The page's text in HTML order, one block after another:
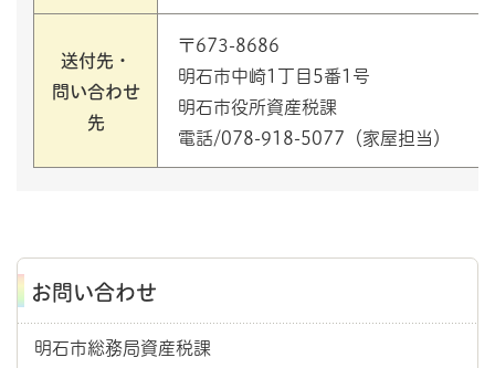
送付先・
問い合わせ
先
〒673-8686
明石市中崎1丁目5番1号
明石市役所資産税課
電話/078-918-5077（家屋担当）
お問い合わせ
明石市総務局資産税課